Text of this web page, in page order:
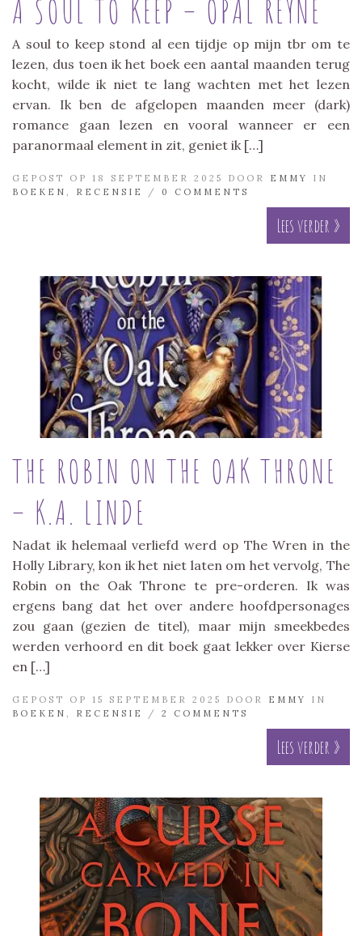
A SOUL TO KEEP – OPAL REYNE
A soul to keep stond al een tijdje op mijn tbr om te
lezen, dus toen ik het boek een aantal maanden terug
kocht, wilde ik niet te lang wachten met het lezen
ervan. Ik ben de afgelopen maanden meer (dark)
romance gaan lezen en vooral wanneer er een
paranormaal element in zit, geniet ik […]
GEPOST OP 18 SEPTEMBER 2025 DOOR EMMY
IN
BOEKEN , RECENSIE / 0 COMMENTS
Lees verder »
THE ROBIN ON THE OAK THRONE
– K.A. LINDE
Nadat ik helemaal verliefd werd op The Wren in the
Holly Library, kon ik het niet laten om het vervolg, The
Robin on the Oak Throne te pre-orderen. Ik was
ergens bang dat het over andere hoofdpersonages
zou gaan (gezien de titel), maar mijn smeekbedes
werden verhoord en dit boek gaat lekker over Kierse
en […]
GEPOST OP 15 SEPTEMBER 2025 DOOR EMMY
IN
BOEKEN , RECENSIE / 2 COMMENTS
Lees verder »